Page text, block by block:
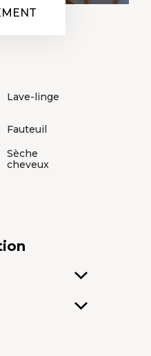
Lave-linge
Fauteuil
Sèche
cheveux